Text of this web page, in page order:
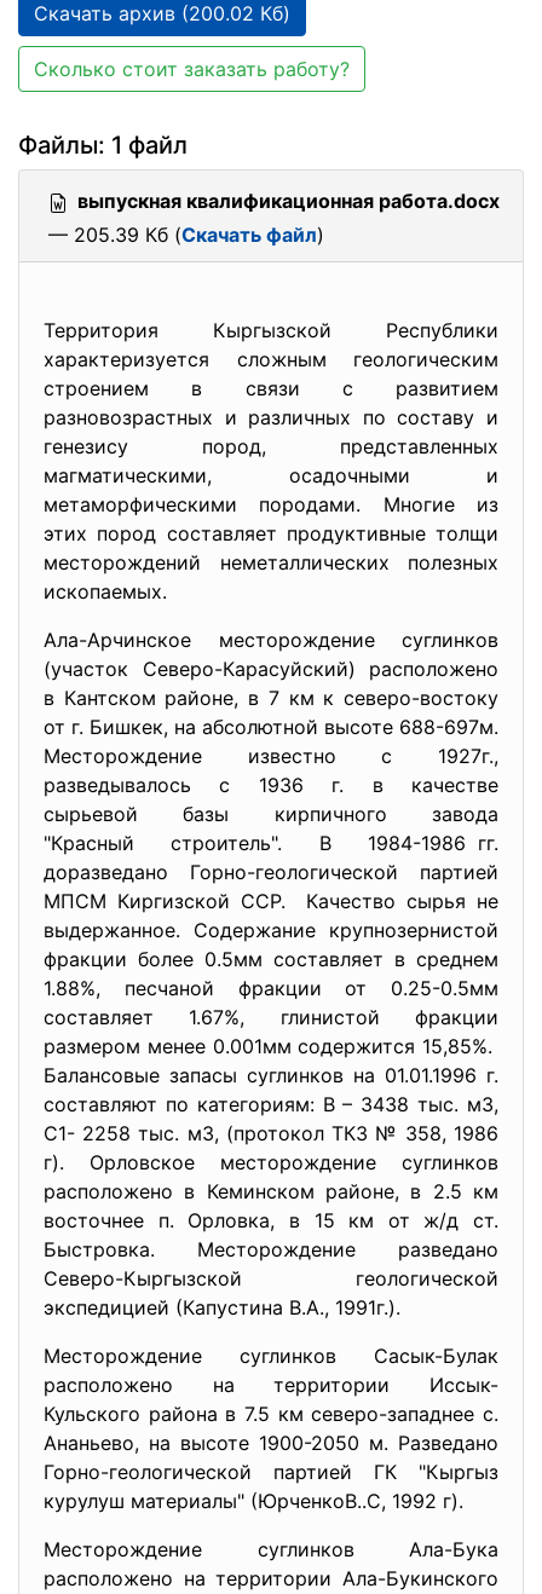
Скачать архив (200.02 Кб)
Сколько стоит заказать работу?
Файлы: 1 файл
выпускная квалификационная работа.docx
— 205.39 Кб (Скачать файл)
Территория Кыргызской Республики
характеризуется сложным геологическим
строением в связи с развитием
разновозрастных и различных по составу и
генезису пород, представленных
магматическими, осадочными и
метаморфическими породами. Многие из
этих пород составляет продуктивные толщи
месторождений неметаллических полезных
ископаемых.
Ала-Арчинское месторождение суглинков
(участок Северо-Карасуйский) расположено
в Кантском районе, в 7 км к северо-востоку
от г. Бишкек, на абсолютной высоте 688-697м.
Месторождение известно с 1927г.,
разведывалось с 1936 г. в качестве
сырьевой базы кирпичного завода
"Красный строитель". В 1984-1986 гг.
доразведано Горно-геологической партией
МПСМ Киргизской ССР. Качество сырья не
выдержанное. Содержание крупнозернистой
фракции более 0.5мм составляет в среднем
1.88%, песчаной фракции от 0.25-0.5мм
составляет 1.67%, глинистой фракции
размером менее 0.001мм содержится 15,85%.
Балансовые запасы суглинков на 01.01.1996 г.
составляют по категориям: В – 3438 тыс. м3,
C1- 2258 тыс. м3, (протокол ТКЗ № 358, 1986
г). Орловское месторождение суглинков
расположено в Кеминском районе, в 2.5 км
восточнее п. Орловка, в 15 км от ж/д ст.
Быстровка. Месторождение разведано
Северо-Кыргызской геологической
экспедицией (Капустина В.А., 1991г.).
Месторождение суглинков Сасык-Булак
расположено на территории Иссык-
Кульского района в 7.5 км северо-западнее с.
Ананьево, на высоте 1900-2050 м. Разведано
Горно-геологической партией ГК "Кыргыз
курулуш материалы" (ЮрченкоВ..С, 1992 г).
Месторождение суглинков Ала-Бука
расположено на территории Ала-Букинского